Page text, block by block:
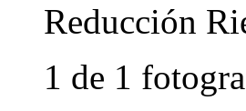
Reducción
1 de 1